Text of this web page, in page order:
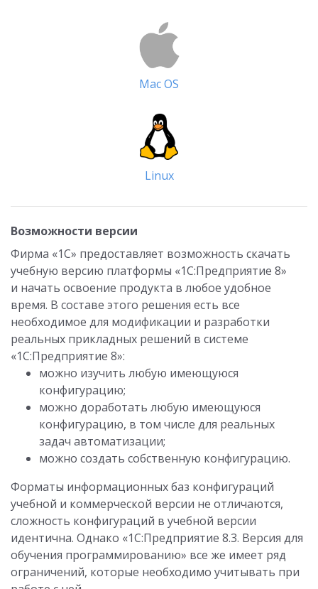
Mac OS
Linux
Возможности версии
Фирма «1С» предоставляет возможность скачать
учебную версию платформы «1С:Предприятие 8»
и начать освоение продукта в любое удобное
время. В составе этого решения есть все
необходимое для модификации и разработки
реальных прикладных решений в системе
«1С:Предприятие 8»:
можно изучить любую имеющуюся
конфигурацию;
можно доработать любую имеющуюся
конфигурацию, в том числе для реальных
задач автоматизации;
можно создать собственную конфигурацию.
Форматы информационных баз конфигураций
учебной и коммерческой версии не отличаются,
сложность конфигураций в учебной версии
идентична. Однако «1С:Предприятие 8.3. Версия для
обучения программированию» все же имеет ряд
ограничений, которые необходимо учитывать при